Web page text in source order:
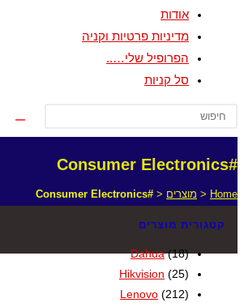
אודות
מדיניות פרטיות וקניה
הפרופיל שלי…..
סל קניות
#Consumer Electronics
Home
< מוצרים <
#Consumer Electronics
קטגורית מוצרים
Dahua (18)
Hikvision (25)
Lenovo (212)